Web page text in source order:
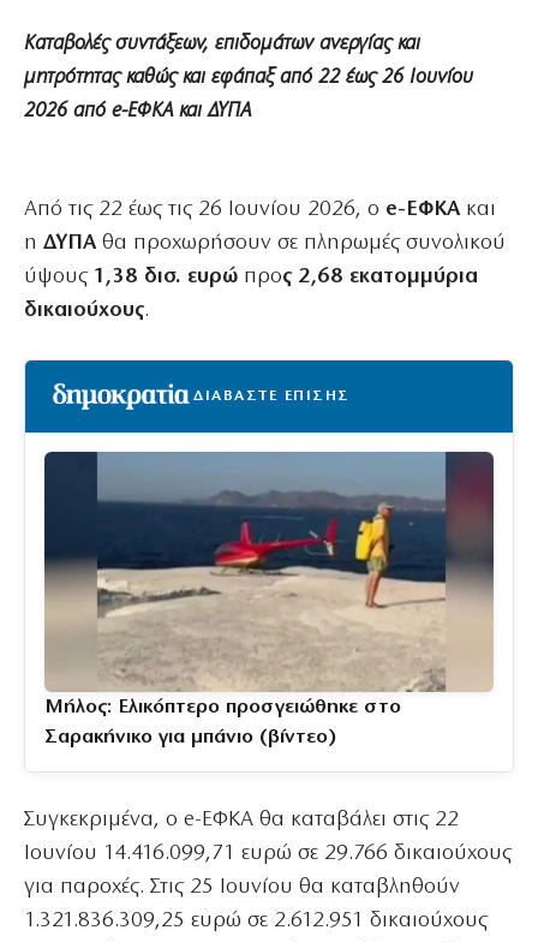
Καταβολές συντάξεων, επιδομάτων ανεργίας και
μητρότητας καθώς και εφάπαξ από 22 έως 26 Ιουνίου
2026 από e-ΕΦΚΑ και ΔΥΠΑ
Από τις 22 έως τις 26 Ιουνίου 2026, ο e-ΕΦΚΑ και
η ΔΥΠΑ θα προχωρήσουν σε πληρωμές συνολικού
ύψους 1,38 δισ. ευρώ προς 2,68 εκατομμύρια
δικαιούχους.
ΔΙΑΒΑΣΤΕ ΕΠΙΣΗΣ
Μήλος: Ελικόπτερο προσγειώθηκε στο
Σαρακήνικο για μπάνιο (βίντεο)
Συγκεκριμένα, ο e-ΕΦΚΑ θα καταβάλει στις 22
Ιουνίου 14.416.099,71 ευρώ σε 29.766 δικαιούχους
για παροχές. Στις 25 Ιουνίου θα καταβληθούν
1.321.836.309,25 ευρώ σε 2.612.951 δικαιούχους